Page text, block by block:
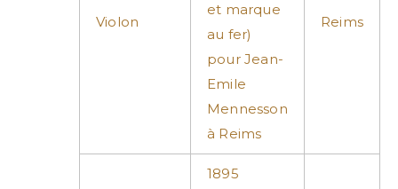
Violon
et marque
au fer)
pour Jean-
Emile
Mennesson
à Reims
Reims
1895